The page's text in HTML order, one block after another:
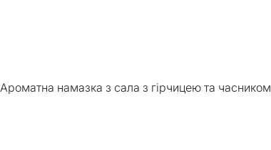
Ароматна намазка з сала з гірчицею та часником